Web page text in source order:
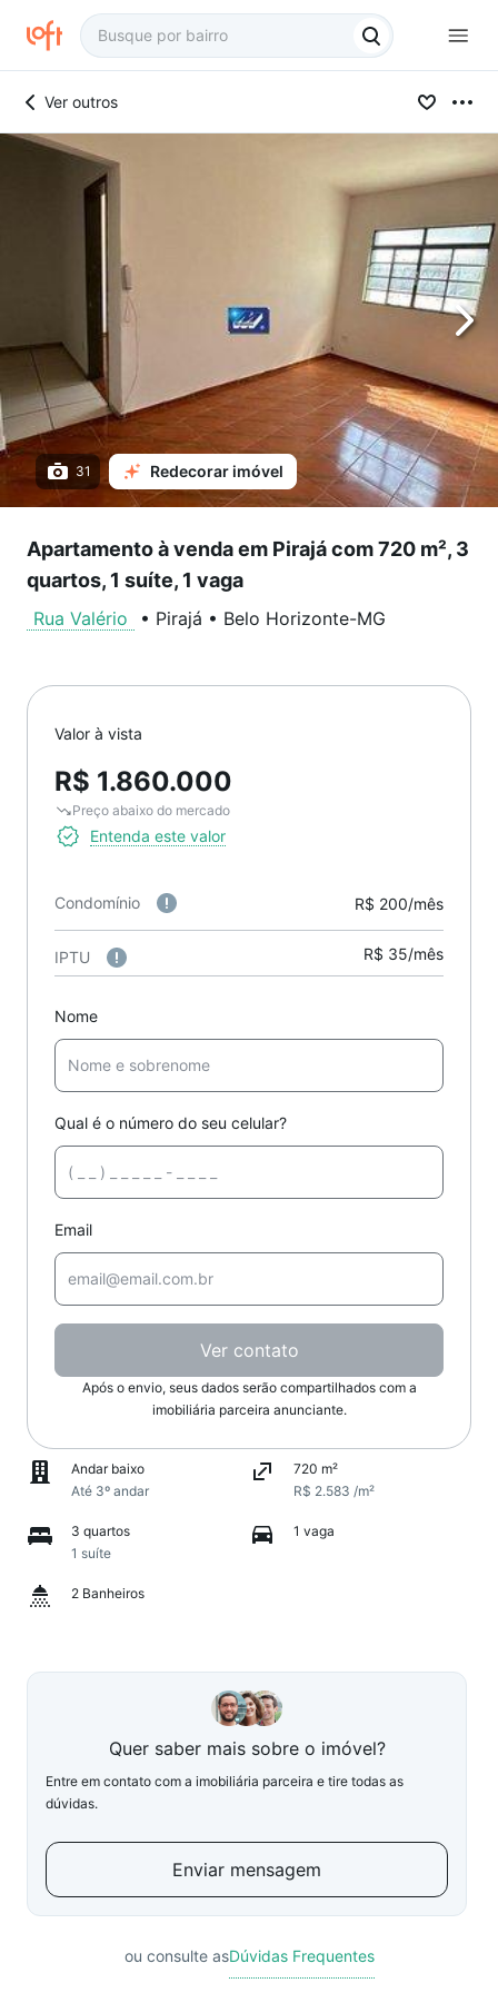
Ver outros
31 Redecorar imóvel
Apartamento à venda em Pirajá com 720 m², 3
quartos, 1 suíte, 1 vaga
Rua Valério • Pirajá • Belo Horizonte-MG
Valor à vista
R$ 1.860.000
Preço abaixo do mercado
Entenda este valor
Condomínio R$ 200/mês
IPTU R$ 35/mês
Nome
Qual é o número do seu celular?
Email
Ver contato
Após o envio, seus dados serão compartilhados com a
imobiliária parceira anunciante.
Andar baixo
Até 3º andar
720 m²
R$ 2.583 /m²
3 quartos
1 suíte
1 vaga
2 Banheiros
Quer saber mais sobre o imóvel?
Entre em contato com a imobiliária parceira e tire todas as
dúvidas.
Enviar mensagem
ou consulte asDúvidas Frequentes